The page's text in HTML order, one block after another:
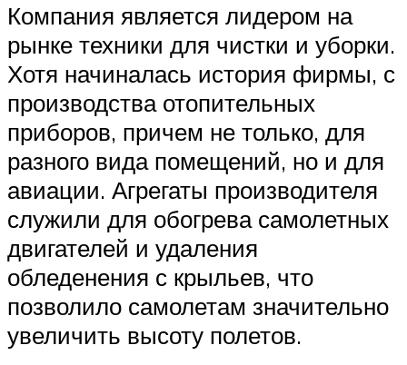
Компания является лидером на
рынке техники для чистки и уборки.
Хотя начиналась история фирмы, с
производства отопительных
приборов, причем не только, для
разного вида помещений, но и для
авиации. Агрегаты производителя
служили для обогрева самолетных
двигателей и удаления
обледенения с крыльев, что
позволило самолетам значительно
увеличить высоту полетов.